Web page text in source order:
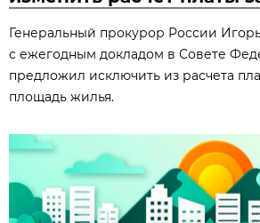
Генеральный прокурор России
с ежегодным докладом в Совете
предложил исключить из расчета
площадь жилья.